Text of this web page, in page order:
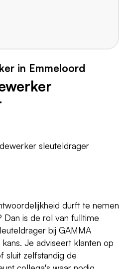
in Emmeloord
sleuteldrager
durft te nemen
Dan is de rol van fulltime
bij GAMMA
Je adviseert klanten op
sluit zelfstandig de